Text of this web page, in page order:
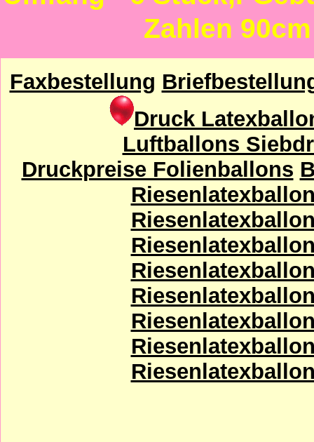
Zahlen
Faxbestellung
Druck
Luftballons
Druckpreise Folienballons